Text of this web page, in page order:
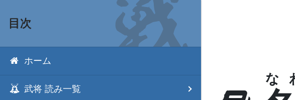
目次
ホーム
武将 読み一覧
な